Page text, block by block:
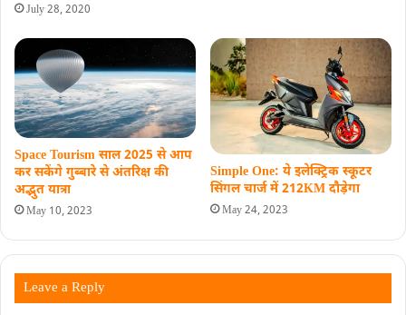
July 28, 2020
Space Tourism साल 2025 से आप
कर सकेंगे गुब्बारे से अंतरिक्ष की
अद्भुत यात्रा
May 10, 2023
Simple One: ये इलेक्ट्रिक स्कूटर
सिंगल चार्ज में 212KM दौड़ेगा
May 24, 2023
Leave a Reply